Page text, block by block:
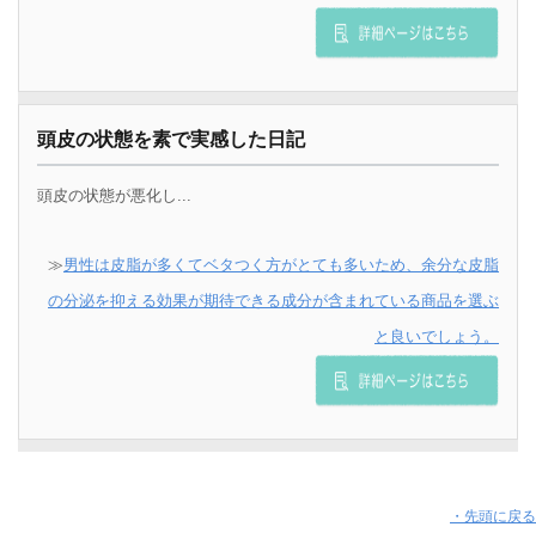
頭皮の状態を素で実感した日記
頭皮の状態が悪化し...
≫男性は皮脂が多くてベタつく方がとても多いため、余分な皮脂
の分泌を抑える効果が期待できる成分が含まれている商品を選ぶ
と良いでしょう。
・先頭に戻る